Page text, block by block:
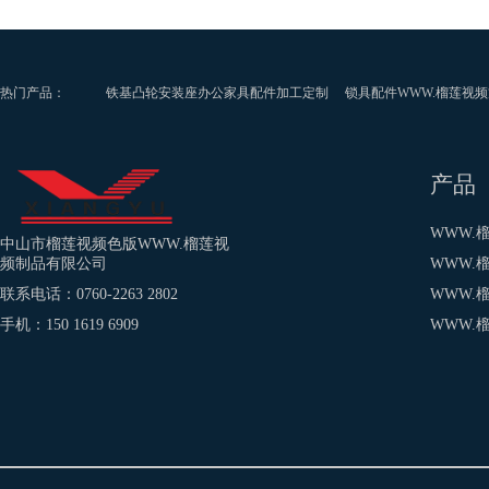
热门产品： 铁基凸轮安装座办公家具配件加工定制
锁具配件WWW.榴莲视
中山市榴莲视频色版WWW.榴莲视
频制品有限公司
联系电话：0760-2263 2802
手机：150 1619 6909
产品
WWW.
WWW.
WWW.
WWW.